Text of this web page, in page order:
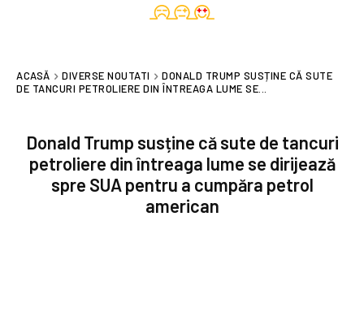
ACASĂ DIVERSE NOUTATI
DONALD TRUMP SUSȚINE CĂ SUTE
DE TANCURI PETROLIERE DIN ÎNTREAGA LUME SE...
Donald Trump susține că sute de tancuri
petroliere din întreaga lume se dirijează
spre SUA pentru a cumpăra petrol
american